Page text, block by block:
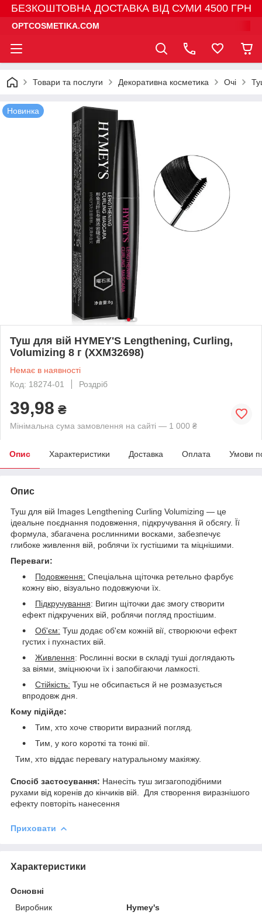
БЕЗКОШТОВНА ДОСТАВКА ВІД СУМИ 4500 ГРН
OPTCOSMETIKA.COM
Товари та послуги Декоративна косметика Очі
Новинка
Туш для вій HYMEY'S Lengthening, Curling,
Volumizing 8 г (XXM32698)
Немає в наявності
Код: 18274-01
Роздріб
39,98 ₴
Мінімальна сума замовлення на сайті — 1 000 ₴
Опис Характеристики Доставка Оплата Умови
Опис
Туш для вій Images Lengthening Curling Volumizing — це
ідеальне поєднання подовження, підкручування й обсягу. Її
формула, збагачена рослинними восками, забезпечує
глибоке живлення вій, роблячи їх густішими та міцнішими.
Переваги:
Подовження: Спеціальна щіточка ретельно фарбує
кожну вію, візуально подовжуючи їх.
Підкручування: Вигин щіточки дає змогу створити
ефект підкручених вій, роблячи погляд простішим.
Об'єм: Туш додає об'єм кожній вії, створюючи ефект
густих і пухнастих вій.
Живлення: Рослинні воски в складі туші доглядають
за віями, зміцнюючи їх і запобігаючи ламкості.
Стійкість: Туш не обсипається й не розмазується
впродовж дня.
Кому підійде:
Тим, хто хоче створити виразний погляд.
Тим, у кого короткі та тонкі вії.
Тим, хто віддає перевагу натуральному макіяжу.
Спосіб застосування: Нанесіть туш зигзагоподібними
рухами від коренів до кінчиків вій. Для створення виразнішого
ефекту повторіть нанесення
Приховати
Характеристики
Основні
Виробник
Hymey's